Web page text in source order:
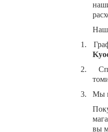
1.
2.
3.
Мы
вы